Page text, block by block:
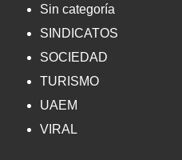
Sin categoría
SINDICATOS
SOCIEDAD
TURISMO
UAEM
VIRAL